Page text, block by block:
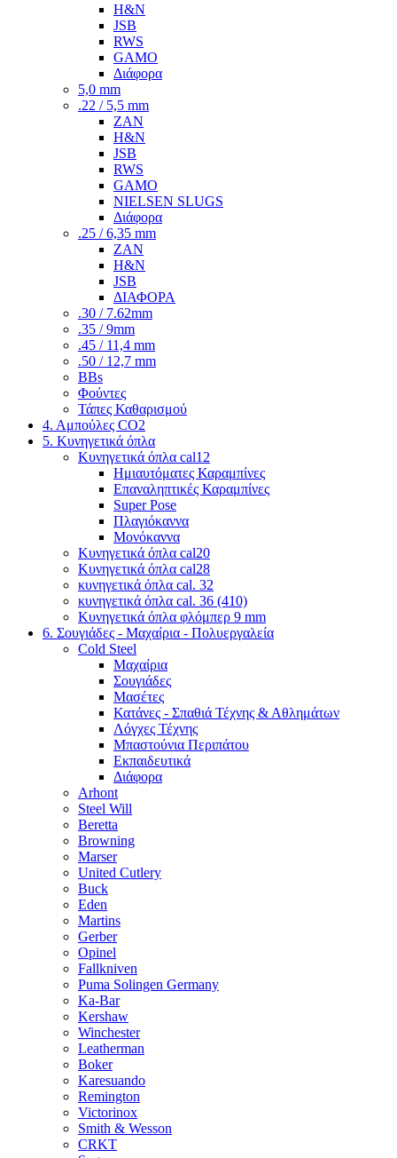
H&N
JSB
RWS
GAMO
Διάφορα
5,0 mm
.22 / 5,5 mm
ZAN
H&N
JSB
RWS
GAMO
NIELSEN SLUGS
Διάφορα
.25 / 6,35 mm
ZAN
H&N
JSB
ΔΙΑΦΟΡΑ
.30 / 7.62mm
.35 / 9mm
.45 / 11,4 mm
.50 / 12,7 mm
BBs
Φούντες
Τάπες Καθαρισμού
4. Αμπούλες CO2
5. Κυνηγετικά όπλα
Κυνηγετικά όπλα cal12
Ημιαυτόματες Καραμπίνες
Επαναληπτικές Καραμπίνες
Super Pose
Πλαγιόκαννα
Μονόκαννα
Κυνηγετικά όπλα cal20
Κυνηγετικά όπλα cal28
κυνηγετικά όπλα cal. 32
κυνηγετικά όπλα cal. 36 (410)
Κυνηγετικά όπλα φλόμπερ 9 mm
6. Σουγιάδες - Μαχαίρια - Πολυεργαλεία
Cold Steel
Μαχαίρια
Σουγιάδες
Μασέτες
Κατάνες - Σπαθιά Τέχνης & Αθλημάτων
Λόγχες Τέχνης
Μπαστούνια Περιπάτου
Εκπαιδευτικά
Διάφορα
Arhont
Steel Will
Beretta
Browning
Marser
United Cutlery
Buck
Eden
Martins
Gerber
Opinel
Fallkniven
Puma Solingen Germany
Ka-Bar
Kershaw
Winchester
Leatherman
Boker
Karesuando
Remington
Victorinox
Smith & Wesson
CRKT